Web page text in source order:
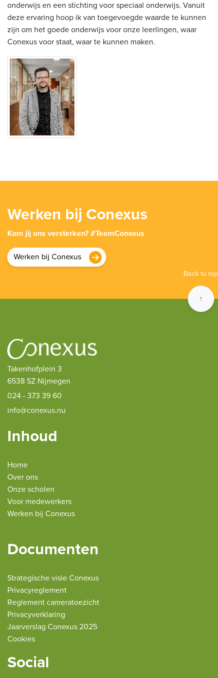
onderwijs en een stichting voor speciaal onderwijs. Vanuit
deze ervaring hoop ik van toegevoegde waarde te kunnen
zijn om het goede onderwijs voor onze leerlingen, waar
Conexus voor staat, waar te kunnen maken.
Werken bij Conexus
Kom jij ons versterken? #TeamConexus
Werken bij Conexus
Back to top
↑
Takenhofplein 3
6538 SZ Nijmegen
024 - 373 39 60
info@conexus.nu
Inhoud
Home
Over ons
Onze scholen
Voor medewerkers
Werken bij Conexus
Documenten
Strategische visie Conexus
Privacyreglement
Reglement cameratoezicht
Privacyverklaring
Jaarverslag Conexus 2025
Cookies
Social